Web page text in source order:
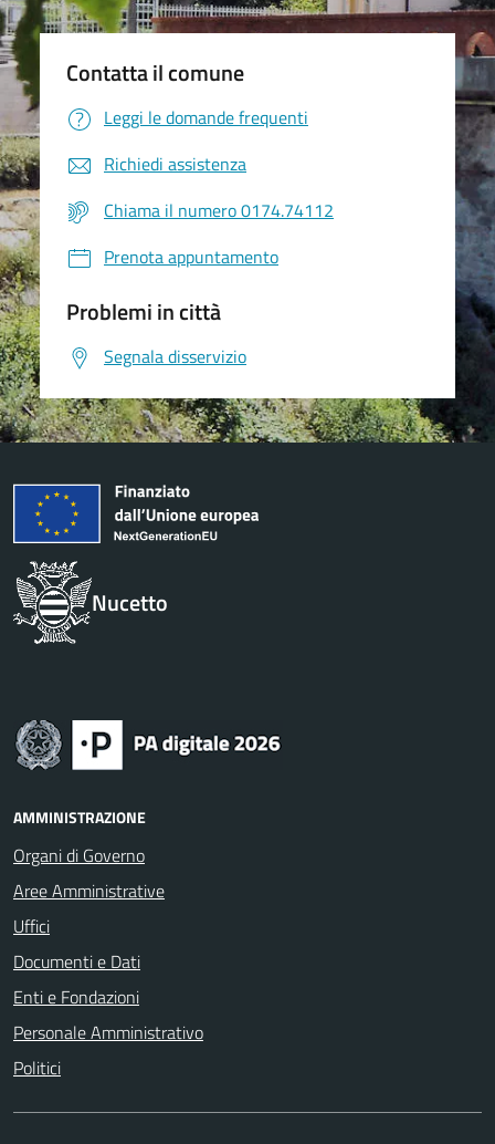
Contatta il comune
Leggi le domande frequenti
Richiedi assistenza
Chiama il numero 0174.74112
Prenota appuntamento
Problemi in città
Segnala disservizio
Nucetto
AMMINISTRAZIONE
Organi di Governo
Aree Amministrative
Uffici
Documenti e Dati
Enti e Fondazioni
Personale Amministrativo
Politici